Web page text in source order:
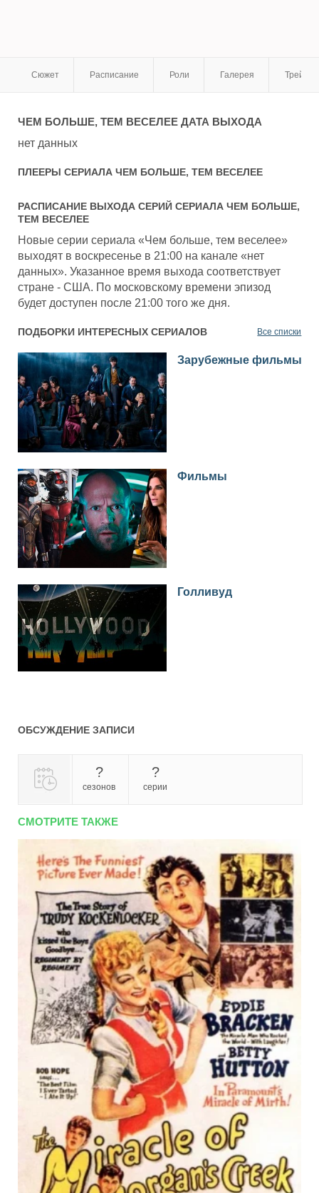
Сюжет Расписание Роли Галерея
ЧЕМ БОЛЬШЕ, ТЕМ ВЕСЕЛЕЕДАТА ВЫХОДА
нет данных
ПЛЕЕРЫ СЕРИАЛА ЧЕМ БОЛЬШЕ, ТЕМ ВЕСЕЛЕЕ
РАСПИСАНИЕ ВЫХОДА СЕРИЙ СЕРИАЛА ЧЕМ БОЛЬШЕ,
ТЕМ ВЕСЕЛЕЕ
Новые серии сериала «Чем больше, тем веселее»
выходят в воскресенье в 21:00 на канале «нет
данных». Указанное время выхода соответствует
стране - США. По московскому времени эпизод
будет доступен после 21:00 того же дня.
ПОДБОРКИ ИНТЕРЕСНЫХ СЕРИАЛОВ Все списки
Зарубежные фильмы
Фильмы
Голливуд
ОБСУЖДЕНИЕ ЗАПИСИ
?
сезонов
?
серии
СМОТРИТЕ ТАКЖЕ